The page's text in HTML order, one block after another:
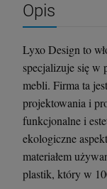
Opis
Lyxo Design to
specjalizuje się w
mebli. Firma ta
projektowania i
funkcjonalne i
ekologiczne
materiałem
plastik, który w